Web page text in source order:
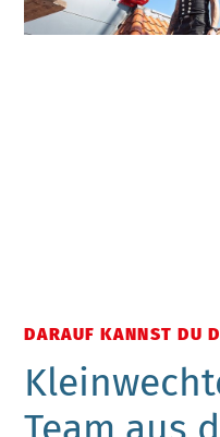
DARAUF KANNST DU